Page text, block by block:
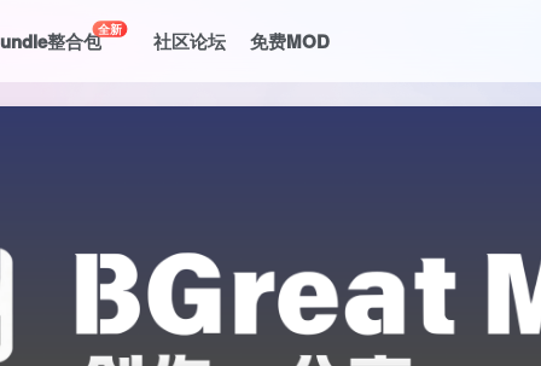
整合包全新 社区论坛 免费MOD